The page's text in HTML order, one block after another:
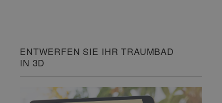
ENTWERFEN SIE IHR TRAUMBAD
IN 3D